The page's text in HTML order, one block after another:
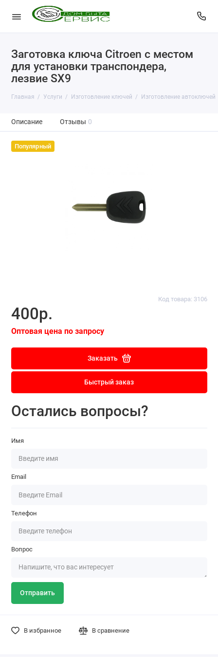
Заготовка ключа Citroen с местом
для установки транспондера,
лезвие SX9
Главная Услуги Изготовление ключей Изготовление автоключей
Описание Отзывы 0
Популярный
Код товара: 3106
400р.
Оптовая цена по запросу
Заказать
Быстрый заказ
Остались вопросы?
Имя
Email
Телефон
Вопрос
Отправить
В избранное В сравнение